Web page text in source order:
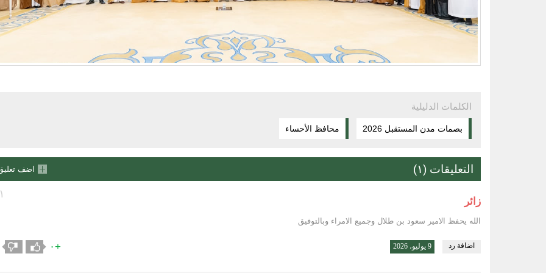
الكلمات الدليلية
بصمات مدن المستقبل 2026 محافظ الأحساء
التعليقات (١) اضف
زائر
الله يحفظ الامير سعود بن طلال وجميع الامراء وبالتوفيق
اضافة رد 9 يوليو، 2026 +٠